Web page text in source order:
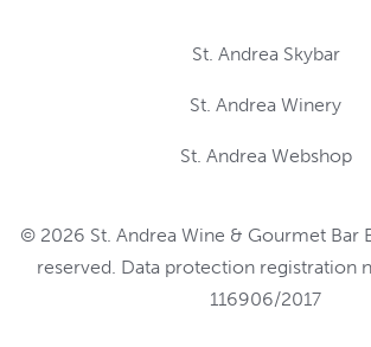
St. Andrea Skybar
St. Andrea Winery
St. Andrea Webshop
© 2026 St. Andrea Wine & Gourmet Bar
reserved. Data protection registration
116906/2017